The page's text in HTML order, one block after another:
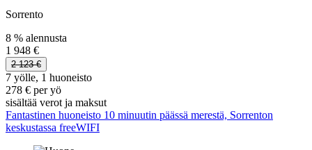
Sorrento
8 % alennusta
1 948 €
2 123 €
7 yölle, 1 huoneisto
278 € per yö
sisältää verot ja maksut
Fantastinen huoneisto 10 minuutin päässä merestä, Sorrenton
keskustassa freeWIFI